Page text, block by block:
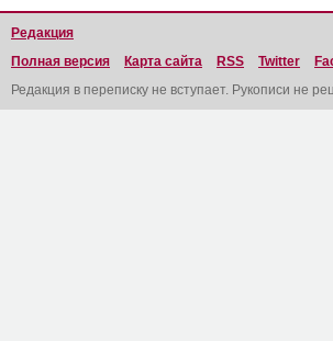
Редакция
Полная версия
Карта сайта RSS Twitter
Редакция в переписку не вступает. Рукописи не